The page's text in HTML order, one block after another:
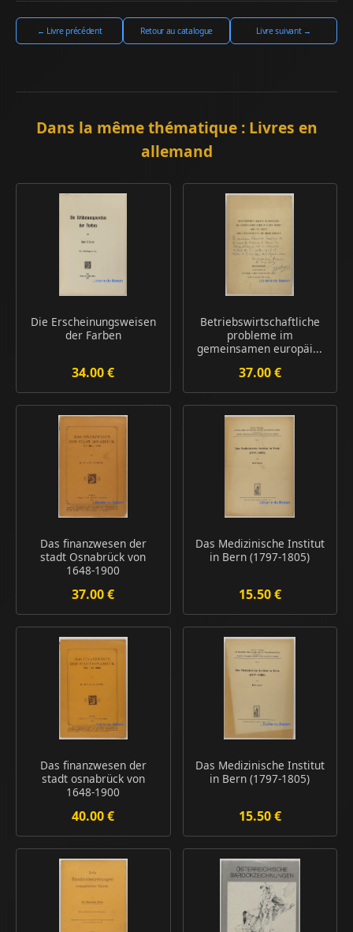
← Livre précédent Retour au catalogue Livre suivant →
Dans la même thématique : Livres en
allemand
Die Erscheinungsweisen
der Farben
34.00 €
Betriebswirtschaftliche
probleme im
gemeinsamen europäi...
37.00 €
Das finanzwesen der
stadt Osnabrück von
1648-1900
37.00 €
Das Medizinische Institut
in Bern (1797-1805)
15.50 €
Das finanzwesen der
stadt osnabrück von
1648-1900
40.00 €
Das Medizinische Institut
in Bern (1797-1805)
15.50 €